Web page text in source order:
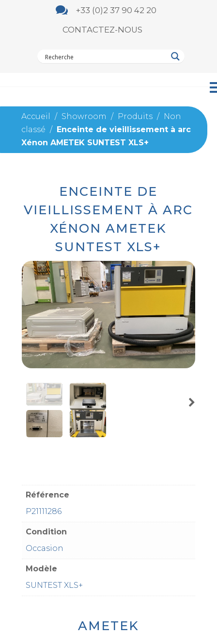

+33 (0)2 37 90 42 20
CONTACTEZ-NOUS
Accueil / Showroom / Produits / Non
classé /
Enceinte de vieillissement à arc
Xénon AMETEK SUNTEST XLS+
ENCEINTE DE
VIEILLISSEMENT À ARC
XÉNON AMETEK
SUNTEST XLS+
Référence
P21111286
Condition
Occasion
Modèle
SUNTEST XLS+
AMETEK